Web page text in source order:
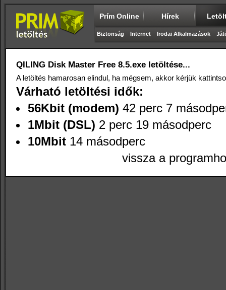
Prím Online Hírek
Biztonság Internet Irodai Alkalmazások
QILING Disk Master Free 8.5.exe letöltése...
A letöltés hamarosan elindul, ha mégsem, akkor kérjük
Várható letöltési idők:
56Kbit (modem) 42 perc 7
1Mbit (DSL) 2 perc 19 másodperc
10Mbit 14 másodperc
vissza a